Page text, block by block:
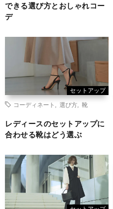
できる選び方とおしゃれコー
デ
セットアップ
コーディネート 選び方 靴
レディースのセットアップに
合わせる靴はどう選ぶ